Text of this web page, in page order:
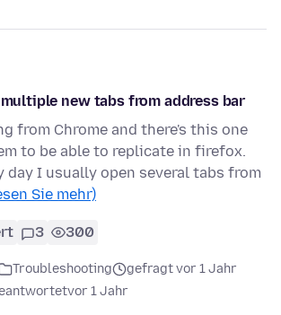
new tabs from address bar
from Chrome and there's this one
to be able to replicate in firefox.
day I usually open several tabs from
Sie mehr)
3 300
Troubleshooting
gefragt vor 1 Jahr
vor 1 Jahr